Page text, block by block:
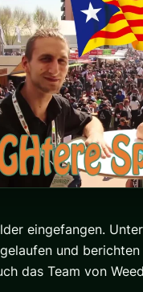
eingefangen.
und
das Team von